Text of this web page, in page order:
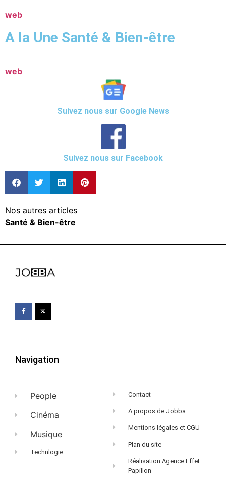
web
A la Une Santé & Bien-être
web
Suivez nous sur Google News
Suivez nous sur Facebook
Nos autres articles
Santé & Bien-être
Navigation
People
Cinéma
Musique
Technlogie
Contact
A propos de Jobba
Mentions légales et CGU
Plan du site
Réalisation Agence Effet
Papillon